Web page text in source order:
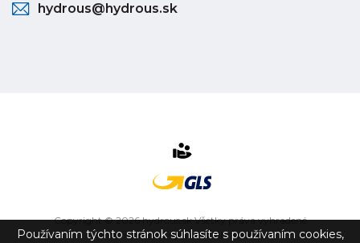
hydrous@hydrous.sk
Copyright © 2026 hydrous.sk Všetky práva vyhradené
eshop na mieruvytvorilovibration.sk
Používaním týchto stránok súhlasíte s používaním cookies,